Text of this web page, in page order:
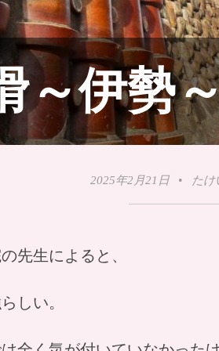
～伊勢
2025年2月21日 • たけ
先生によると、
しい。